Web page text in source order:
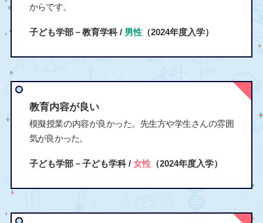
からです。
子ども学部－教育学科 / 男性（2024年度入学）
教育内容が良い
模擬授業の内容が良かった。先生方や学生さんの雰囲
気が良かった。
子ども学部－子ども学科 / 女性（2024年度入学）